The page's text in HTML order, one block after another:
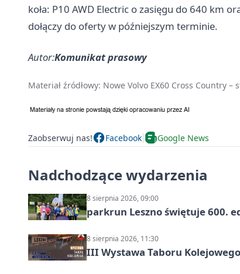
koła: P10 AWD Electric o zasięgu do 640 km
dołączy do oferty w późniejszym terminie.
Autor:Komunikat prasowy
Materiał źródłowy: Nowe Volvo EX60 Cross Country
Zaobserwuj nas! Facebook Google News
Nadchodzące wydarzenia
8 sierpnia 2026, 09:00
parkrun Leszno świętuje 600.
8 sierpnia 2026, 11:30
III Wystawa Taboru